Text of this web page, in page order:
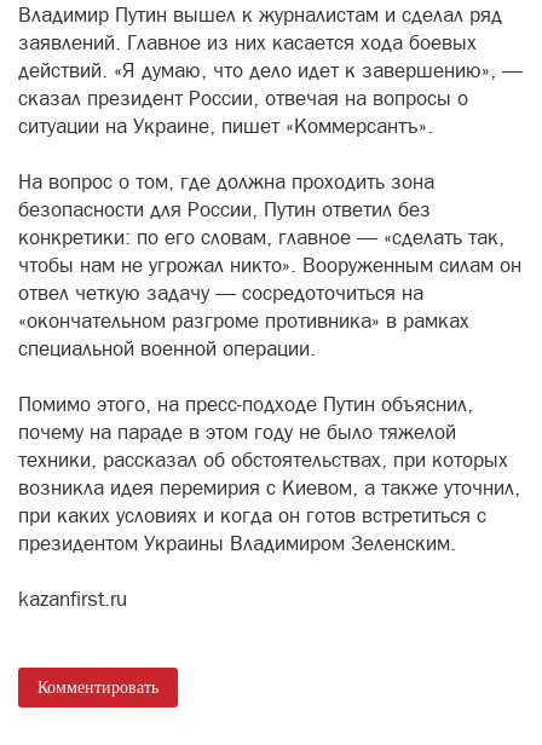
Владимир Путин вышел к журналистам и сделал ряд
заявлений. Главное из них касается хода боевых
действий. «Я думаю, что дело идет к завершению», —
сказал президент России, отвечая на вопросы о
ситуации на Украине, пишет «Коммерсантъ».
На вопрос о том, где должна проходить зона
безопасности для России, Путин ответил без
конкретики: по его словам, главное — «сделать так,
чтобы нам не угрожал никто». Вооруженным силам он
отвел четкую задачу — сосредоточиться на
«окончательном разгроме противника» в рамках
специальной военной операции.
Помимо этого, на пресс-подходе Путин объяснил,
почему на параде в этом году не было тяжелой
техники, рассказал об обстоятельствах, при которых
возникла идея перемирия с Киевом, а также уточнил,
при каких условиях и когда он готов встретиться с
президентом Украины Владимиром Зеленским.
kazanfirst.ru
Комментировать